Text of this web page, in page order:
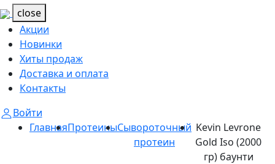
close
Акции
Новинки
Хиты продаж
Доставка и оплата
Контакты
Войти
ГлавнаяПротеиныСывороточный
протеин
Kevin Levrone
Gold Iso (2000
гр) баунти